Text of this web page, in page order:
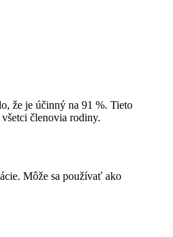
že je účinný na 91 %. Tieto
členovia rodiny.
Môže sa používať ako